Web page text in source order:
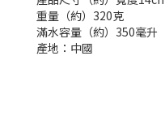
重量（約） 320克
滿水容量（約） 350毫升
產地： 中國